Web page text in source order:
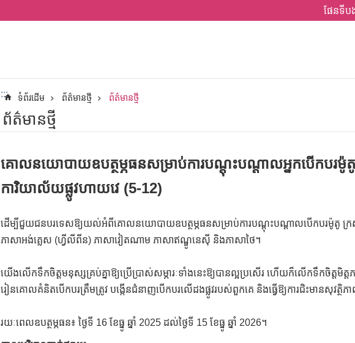
ផែនទី
::: ទំព័រដើម ព័ត៌មានថ្មី ព័ត៌មានថ្មី
ព័ត៌មានថ្មី
គោលនយោបាយឧបត្ថម្ភធនសម្រាប់ការបណ្តុះបណ្តាលអ្នកបើកបរ
ការិយាល័យផ្លូវហាយវេ (5-12)
ដើម្បីជួយជនបរទេសឱ្យយល់អំពីគោលនយោបាយឧបត្ថម្ភធនសម្រាប់ការបណ្តុះបណ្តាលបើកបរម៉ូតូ ក្រសួ
ភាសាអង់គ្លេស (ហ្វីលីពីន) ភាសាវៀតណាម ភាសាឥណ្ឌូនេស៊ី និងភាសាថៃ។
យើងលើកទឹកចិត្តមនុស្សគ្រប់គ្នាឱ្យប្រើប្រាស់សម្ភារៈទាំងនេះឱ្យបានល្អប្រសើរ ហើយក៏លើកទឹកចិត្តមិ
រៀនគោលគំនិតបើកបរត្រឹមត្រូវ បង្កើនជំនាញបើកបរលើដងផ្លូវរបស់ពួកគេ និងធ្វើឱ្យការជិះមានសុវត្ថិភ
រយៈពេលឧបត្ថម្ភធន៖ ថ្ងៃទី 16 ខែធ្នូ ឆ្នាំ 2025 ដល់ថ្ងៃទី 15 ខែធ្នូ ឆ្នាំ 2026។